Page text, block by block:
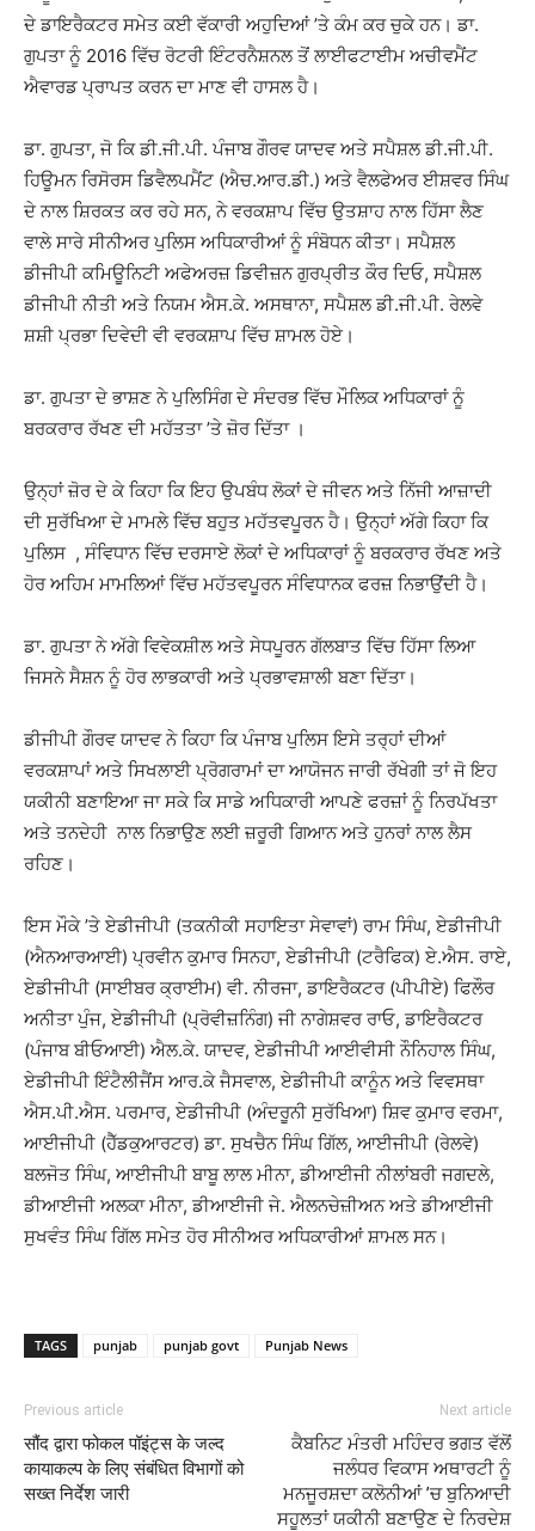
ਦੇ ਡਾਇਰੈਕਟਰ ਸਮੇਤ ਕਈ ਵੱਕਾਰੀ ਅਹੁਦਿਆਂ ’ਤੇ ਕੰਮ ਕਰ ਚੁਕੇ ਹਨ। ਡਾ.
ਗੁਪਤਾ ਨੂੰ 2016 ਵਿੱਚ ਰੋਟਰੀ ਇੰਟਰਨੈਸ਼ਨਲ ਤੋਂ ਲਾਈਫਟਾਈਮ ਅਚੀਵਮੈਂਟ
ਐਵਾਰਡ ਪ੍ਰਾਪਤ ਕਰਨ ਦਾ ਮਾਣ ਵੀ ਹਾਸਲ ਹੈ।
ਡਾ. ਗੁਪਤਾ, ਜੋ ਕਿ ਡੀ.ਜੀ.ਪੀ. ਪੰਜਾਬ ਗੌਰਵ ਯਾਦਵ ਅਤੇ ਸਪੈਸ਼ਲ ਡੀ.ਜੀ.ਪੀ.
ਹਿਊਮਨ ਰਿਸੋਰਸ ਡਿਵੈਲਪਮੈਂਟ (ਐਚ.ਆਰ.ਡੀ.) ਅਤੇ ਵੈਲਫੇਅਰ ਈਸ਼ਵਰ ਸਿੰਘ
ਦੇ ਨਾਲ ਸ਼ਿਰਕਤ ਕਰ ਰਹੇ ਸਨ, ਨੇ ਵਰਕਸ਼ਾਪ ਵਿੱਚ ਉਤਸ਼ਾਹ ਨਾਲ ਹਿੱਸਾ ਲੈਣ
ਵਾਲੇ ਸਾਰੇ ਸੀਨੀਅਰ ਪੁਲਿਸ ਅਧਿਕਾਰੀਆਂ ਨੂੰ ਸੰਬੋਧਨ ਕੀਤਾ। ਸਪੈਸ਼ਲ
ਡੀਜੀਪੀ ਕਮਿਊਨਿਟੀ ਅਫੇਅਰਜ਼ ਡਿਵੀਜ਼ਨ ਗੁਰਪ੍ਰੀਤ ਕੌਰ ਦਿਓ, ਸਪੈਸ਼ਲ
ਡੀਜੀਪੀ ਨੀਤੀ ਅਤੇ ਨਿਯਮ ਐਸ.ਕੇ. ਅਸਥਾਨਾ, ਸਪੈਸ਼ਲ ਡੀ.ਜੀ.ਪੀ. ਰੇਲਵੇ
ਸ਼ਸ਼ੀ ਪ੍ਰਭਾ ਦਿਵੇਦੀ ਵੀ ਵਰਕਸ਼ਾਪ ਵਿੱਚ ਸ਼ਾਮਲ ਹੋਏ।
ਡਾ. ਗੁਪਤਾ ਦੇ ਭਾਸ਼ਣ ਨੇ ਪੁਲਿਸਿੰਗ ਦੇ ਸੰਦਰਭ ਵਿੱਚ ਮੌਲਿਕ ਅਧਿਕਾਰਾਂ ਨੂੰ
ਬਰਕਰਾਰ ਰੱਖਣ ਦੀ ਮਹੱਤਤਾ ’ਤੇ ਜ਼ੋਰ ਦਿੱਤਾ ।
ਉਨ੍ਹਾਂ ਜ਼ੋਰ ਦੇ ਕੇ ਕਿਹਾ ਕਿ ਇਹ ਉਪਬੰਧ ਲੋਕਾਂ ਦੇ ਜੀਵਨ ਅਤੇ ਨਿੱਜੀ ਆਜ਼ਾਦੀ
ਦੀ ਸੁਰੱਖਿਆ ਦੇ ਮਾਮਲੇ ਵਿੱਚ ਬਹੁਤ ਮਹੱਤਵਪੂਰਨ ਹੈ। ਉਨ੍ਹਾਂ ਅੱਗੇ ਕਿਹਾ ਕਿ
ਪੁਲਿਸ , ਸੰਵਿਧਾਨ ਵਿੱਚ ਦਰਸਾਏ ਲੋਕਾਂ ਦੇ ਅਧਿਕਾਰਾਂ ਨੂੰ ਬਰਕਰਾਰ ਰੱਖਣ ਅਤੇ
ਹੋਰ ਅਹਿਮ ਮਾਮਲਿਆਂ ਵਿੱਚ ਮਹੱਤਵਪੂਰਨ ਸੰਵਿਧਾਨਕ ਫਰਜ਼ ਨਿਭਾਉਂਦੀ ਹੈ।
ਡਾ. ਗੁਪਤਾ ਨੇ ਅੱਗੇ ਵਿਵੇਕਸ਼ੀਲ ਅਤੇ ਸੇਧਪੂਰਨ ਗੱਲਬਾਤ ਵਿੱਚ ਹਿੱਸਾ ਲਿਆ
ਜਿਸਨੇ ਸੈਸ਼ਨ ਨੂੰ ਹੋਰ ਲਾਭਕਾਰੀ ਅਤੇ ਪ੍ਰਭਾਵਸ਼ਾਲੀ ਬਣਾ ਦਿੱਤਾ।
ਡੀਜੀਪੀ ਗੌਰਵ ਯਾਦਵ ਨੇ ਕਿਹਾ ਕਿ ਪੰਜਾਬ ਪੁਲਿਸ ਇਸੇ ਤਰ੍ਹਾਂ ਦੀਆਂ
ਵਰਕਸ਼ਾਪਾਂ ਅਤੇ ਸਿਖਲਾਈ ਪ੍ਰੋਗਰਾਮਾਂ ਦਾ ਆਯੋਜਨ ਜਾਰੀ ਰੱਖੇਗੀ ਤਾਂ ਜੋ ਇਹ
ਯਕੀਨੀ ਬਣਾਇਆ ਜਾ ਸਕੇ ਕਿ ਸਾਡੇ ਅਧਿਕਾਰੀ ਆਪਣੇ ਫਰਜ਼ਾਂ ਨੂੰ ਨਿਰਪੱਖਤਾ
ਅਤੇ ਤਨਦੇਹੀ ਨਾਲ ਨਿਭਾਉਣ ਲਈ ਜ਼ਰੂਰੀ ਗਿਆਨ ਅਤੇ ਹੁਨਰਾਂ ਨਾਲ ਲੈਸ
ਰਹਿਣ।
ਇਸ ਮੌਕੇ ’ਤੇ ਏਡੀਜੀਪੀ (ਤਕਨੀਕੀ ਸਹਾਇਤਾ ਸੇਵਾਵਾਂ) ਰਾਮ ਸਿੰਘ, ਏਡੀਜੀਪੀ
(ਐਨਆਰਆਈ) ਪ੍ਰਵੀਨ ਕੁਮਾਰ ਸਿਨਹਾ, ਏਡੀਜੀਪੀ (ਟਰੈਫਿਕ) ਏ.ਐਸ. ਰਾਏ,
ਏਡੀਜੀਪੀ (ਸਾਈਬਰ ਕ੍ਰਾਈਮ) ਵੀ. ਨੀਰਜਾ, ਡਾਇਰੈਕਟਰ (ਪੀਪੀਏ) ਫਿਲੌਰ
ਅਨੀਤਾ ਪੁੰਜ, ਏਡੀਜੀਪੀ (ਪ੍ਰੋਵੀਜ਼ਨਿੰਗ) ਜੀ ਨਾਗੇਸ਼ਵਰ ਰਾਓ, ਡਾਇਰੈਕਟਰ
(ਪੰਜਾਬ ਬੀਓਆਈ) ਐਲ.ਕੇ. ਯਾਦਵ, ਏਡੀਜੀਪੀ ਆਈਵੀਸੀ ਨੌਨਿਹਾਲ ਸਿੰਘ,
ਏਡੀਜੀਪੀ ਇੰਟੈਲੀਜੈਂਸ ਆਰ.ਕੇ ਜੈਸਵਾਲ, ਏਡੀਜੀਪੀ ਕਾਨੂੰਨ ਅਤੇ ਵਿਵਸਥਾ
ਐਸ.ਪੀ.ਐਸ. ਪਰਮਾਰ, ਏਡੀਜੀਪੀ (ਅੰਦਰੂਨੀ ਸੁਰੱਖਿਆ) ਸ਼ਿਵ ਕੁਮਾਰ ਵਰਮਾ,
ਆਈਜੀਪੀ (ਹੈੱਡਕੁਆਰਟਰ) ਡਾ. ਸੁਖਚੈਨ ਸਿੰਘ ਗਿੱਲ, ਆਈਜੀਪੀ (ਰੇਲਵੇ)
ਬਲਜੋਤ ਸਿੰਘ, ਆਈਜੀਪੀ ਬਾਬੂ ਲਾਲ ਮੀਨਾ, ਡੀਆਈਜੀ ਨੀਲਾਂਬਰੀ ਜਗਦਲੇ,
ਡੀਆਈਜੀ ਅਲਕਾ ਮੀਨਾ, ਡੀਆਈਜੀ ਜੇ. ਐਲਨਚੇਜ਼ੀਅਨ ਅਤੇ ਡੀਆਈਜੀ
ਸੁਖਵੰਤ ਸਿੰਘ ਗਿੱਲ ਸਮੇਤ ਹੋਰ ਸੀਨੀਅਰ ਅਧਿਕਾਰੀਆਂ ਸ਼ਾਮਲ ਸਨ।
TAGS punjab punjab govt Punjab News
Previous article
सौंद द्वारा फोकल पॉइंट्स के जल्द
कायाकल्प के लिए संबंधित विभागों को
सख्त निर्देश जारी
Next article
ਕੈਬਨਿਟ ਮੰਤਰੀ ਮਹਿੰਦਰ ਭਗਤ ਵੱਲੋਂ
ਜਲੰਧਰ ਵਿਕਾਸ ਅਥਾਰਟੀ ਨੂੰ
ਮਨਜੂਰਸ਼ਦਾ ਕਲੋਨੀਆਂ ’ਚ ਬੁਨਿਆਦੀ
ਸਹੂਲਤਾਂ ਯਕੀਨੀ ਬਣਾਉਣ ਦੇ ਨਿਰਦੇਸ਼